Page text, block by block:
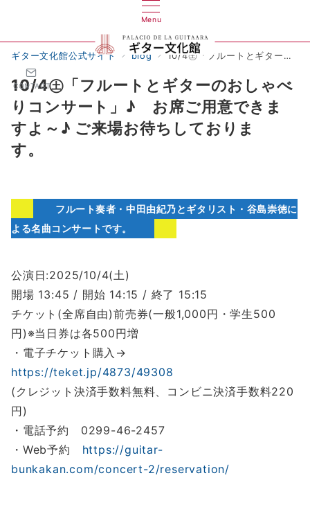
Menu
CONTACT
ギター文化館公式サイト blog 10/4㊏「フルートとギターのおしゃべりコンサート」♪ お席ご用意できますよ～♪ ご来場お待ちしております。
10/4㊏「フルートとギターのおしゃべ
りコンサート」♪ お席ご用意できま
すよ～♪ ご来場お待ちしておりま
す。
フルート奏者・中田由紀乃とギタリスト・谷島崇徳に
よる名曲コンサートです。
公演日:2025/10/4(土)
開場 13:45 / 開始 14:15 / 終了 15:15
チケット(全席自由)前売券(一般1,000円・学生500
円)※当日券は各500円増
・電子チケット購入→
https://teket.jp/4873/49308
(クレジット決済手数料無料、コンビニ決済手数料220
円)
・電話予約 0299-46-2457
・Web予約 https://guitar-
bunkakan.com/concert-2/reservation/